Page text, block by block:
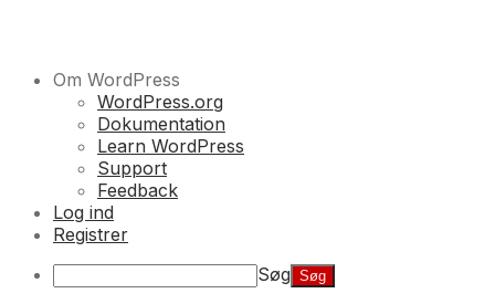
Om WordPress
WordPress.org
Dokumentation
Learn WordPress
Support
Feedback
Log ind
Registrer
Søg